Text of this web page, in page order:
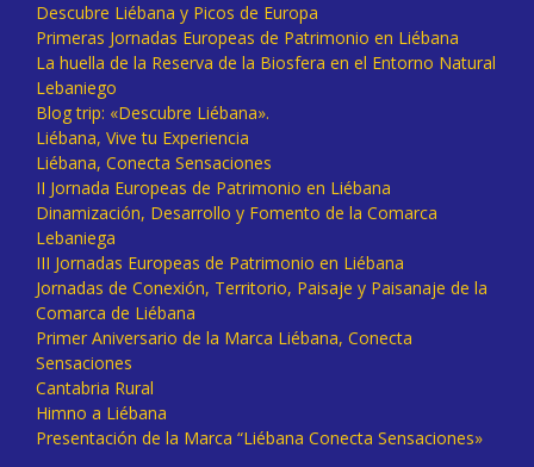
Descubre Liébana y Picos de Europa
Primeras Jornadas Europeas de Patrimonio en Liébana
La huella de la Reserva de la Biosfera en el Entorno Natural
Lebaniego
Blog trip: «Descubre Liébana».
Liébana, Vive tu Experiencia
Liébana, Conecta Sensaciones
II Jornada Europeas de Patrimonio en Liébana
Dinamización, Desarrollo y Fomento de la Comarca
Lebaniega
III Jornadas Europeas de Patrimonio en Liébana
Jornadas de Conexión, Territorio, Paisaje y Paisanaje de la
Comarca de Liébana
Primer Aniversario de la Marca Liébana, Conecta
Sensaciones
Cantabria Rural
Himno a Liébana
Presentación de la Marca “Liébana Conecta Sensaciones»